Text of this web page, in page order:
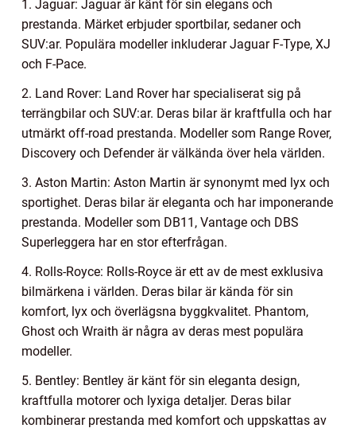
1. Jaguar: Jaguar är känt för sin elegans och
prestanda. Märket erbjuder sportbilar, sedaner och
SUV:ar. Populära modeller inkluderar Jaguar F-Type, XJ
och F-Pace.
2. Land Rover: Land Rover har specialiserat sig på
terrängbilar och SUV:ar. Deras bilar är kraftfulla och har
utmärkt off-road prestanda. Modeller som Range Rover,
Discovery och Defender är välkända över hela världen.
3. Aston Martin: Aston Martin är synonymt med lyx och
sportighet. Deras bilar är eleganta och har imponerande
prestanda. Modeller som DB11, Vantage och DBS
Superleggera har en stor efterfrågan.
4. Rolls-Royce: Rolls-Royce är ett av de mest exklusiva
bilmärkena i världen. Deras bilar är kända för sin
komfort, lyx och överlägsna byggkvalitet. Phantom,
Ghost och Wraith är några av deras mest populära
modeller.
5. Bentley: Bentley är känt för sin eleganta design,
kraftfulla motorer och lyxiga detaljer. Deras bilar
kombinerar prestanda med komfort och uppskattas av